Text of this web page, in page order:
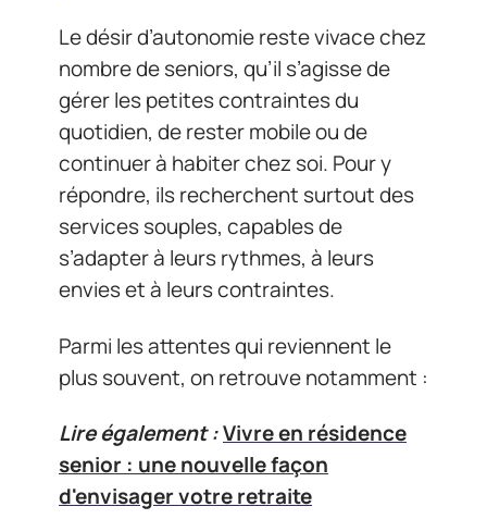
Le désir d’autonomie reste vivace chez
nombre de seniors, qu’il s’agisse de
gérer les petites contraintes du
quotidien, de rester mobile ou de
continuer à habiter chez soi. Pour y
répondre, ils recherchent surtout des
services souples, capables de
s’adapter à leurs rythmes, à leurs
envies et à leurs contraintes.
Parmi les attentes qui reviennent le
plus souvent, on retrouve notamment :
Lire également :Vivre en résidence
senior : une nouvelle façon
d'envisager votre retraite